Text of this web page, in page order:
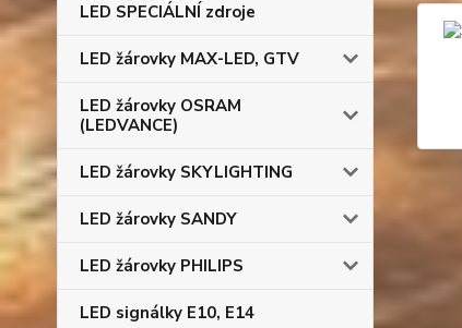
LED SPECIÁLNÍ zdroje
LED žárovky MAX-LED, GTV
LED žárovky OSRAM
(LEDVANCE)
LED žárovky SKYLIGHTING
LED žárovky SANDY
LED žárovky PHILIPS
LED signálky E10, E14